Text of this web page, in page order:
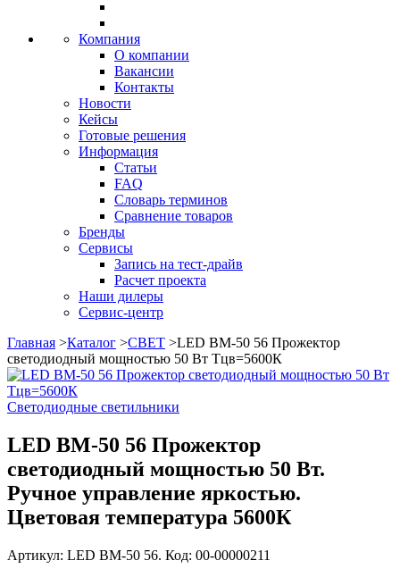
Компания
О компании
Вакансии
Контакты
Новости
Кейсы
Готовые решения
Информация
Статьи
FAQ
Словарь терминов
Сравнение товаров
Бренды
Сервисы
Запись на тест-драйв
Расчет проекта
Наши дилеры
Сервис-центр
Главная >Каталог >СВЕТ >LED BM-50 56 Прожектор
светодиодный мощностью 50 Вт Тцв=5600К
Светодиодные светильники
LED BM-50 56 Прожектор
светодиодный мощностью 50 Вт.
Ручное управление яркостью.
Цветовая температура 5600К
Артикул: LED BM-50 56. Код: 00-00000211